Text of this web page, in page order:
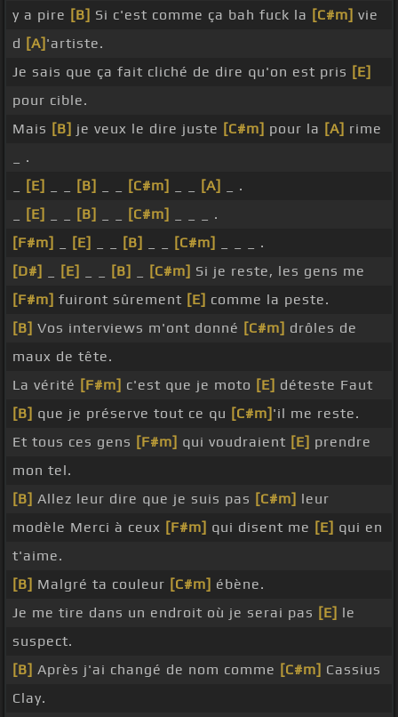
y a pire [B] Si c'est comme ça bah fuck la [C#m] vie
d [A] 'artiste.
Je sais que ça fait cliché de dire qu'on est pris [E]
pour cible.
Mais [B] je veux le dire juste [C#m] pour la [A] rime
_ .
[E] [B] [C#m] [A]
_ .
[E] [B] [C#m]
_ _ _ .
[F#m]
[E] [B] [C#m]
_ _ _ .
[D#]
[E] [B] [C#m] Si je reste, les gens me
[F#m] fuiront sûrement [E] comme la peste.
[B] Vos interviews m'ont donné [C#m] drôles de
maux de tête.
La vérité [F#m] c'est que je moto [E] déteste Faut
[B] que je préserve tout ce qu [C#m] 'il me reste.
Et tous ces gens [F#m] qui voudraient [E] prendre
mon tel.
[B] Allez leur dire que je suis pas [C#m] leur
modèle Merci à ceux [F#m] qui disent me [E] qui en
t'aime.
[B] Malgré ta couleur [C#m] ébène.
Je me tire dans un endroit où je serai pas [E] le
suspect.
[B] Après j'ai changé de nom comme [C#m] Cassius
Clay.